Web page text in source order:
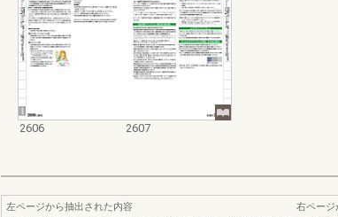
2606 2607
左ページから抽出された内容
右ページ